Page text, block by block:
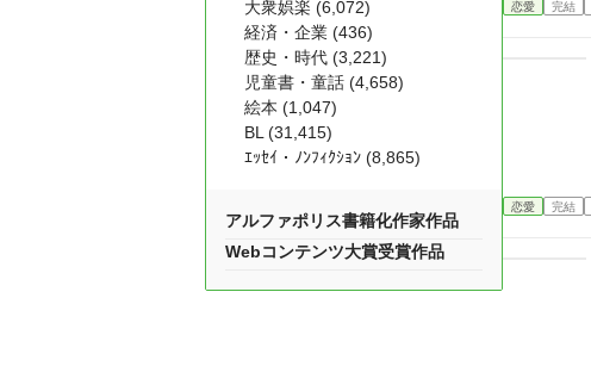
恋愛 完結
恋愛 完結
大衆娯楽 (6,072)
経済・企業 (436)
歴史・時代 (3,221)
児童書・童話 (4,658)
絵本 (1,047)
BL (31,415)
ｴｯｾｲ・ﾉﾝﾌｨｸｼｮﾝ (8,865)
アルファポリス書籍化作家作品
Webコンテンツ大賞受賞作品